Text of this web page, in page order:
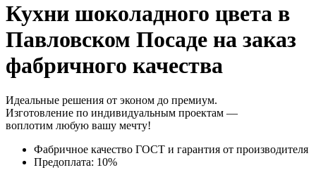
Кухни шоколадного цвета в
Павловском Посаде на заказ
фабричного качества
Идеальные решения от эконом до премиум.
Изготовление по индивидуальным проектам —
воплотим любую вашу мечту!
Фабричное качество ГОСТ и гарантия от производителя
Предоплата: 10%